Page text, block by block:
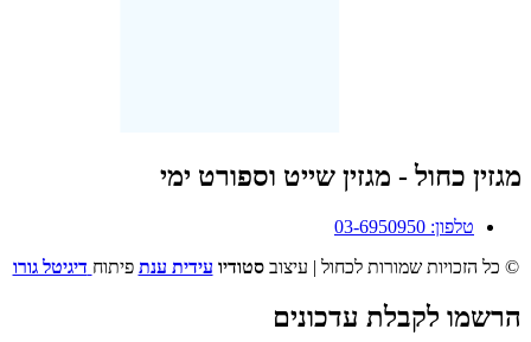
מגזין כחול - מגזין שייט וספורט ימי
טלפון: 03-6950950
© כל הזכויות שמורות לכחול | עיצובסטודיו עידית ענת פיתוח דיגיטל גורו
הרשמו לקבלת עדכונים